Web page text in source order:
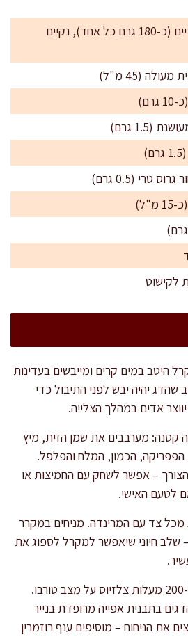
4 נתחי דג מקרל טריים (כ-180 גרם כל אחד), נקיים
היטב במים קרים ומייבשים בעדינות
שהדג יהיה יבש לפני התיבול כדי
אדים במהלך הצלייה.
קטנה: מערבבים את שמן הזית, מיץ
הפפריקה, הכמון, המלח והפלפל.
הצורך – אפשר לשחק עם החמיצות או
לטעם האישי.
מכל צד עם המרינדה. מניחים במקרר
20 דקות – שלב חיוני שיאפשר למקרל לספוג את
מחממים את התנור ל-200 מעלות צלזיוס על מצב טורבו.
בתבנית אפייה מרופדת בנייר
את הניחוח – מוסיפים ענף רוזמרין